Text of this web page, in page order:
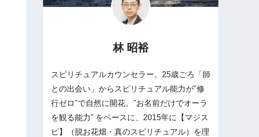
林 昭裕
スピリチュアルカウンセラー。25歳ごろ「師
との出会い」からスピリチュアル能力が"修
行ゼロ"で自然に開花。"お名前だけでオーラ
を観る能力" をベースに、2015年に【マジス
ピ】（脱お花畑・真のスピリチュアル）を理